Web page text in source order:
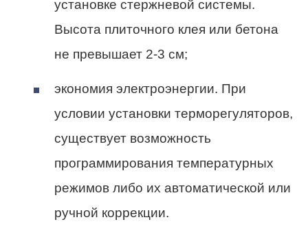
установке стержневой системы.
Высота плиточного клея или бетона
не превышает 2-3 см;
экономия электроэнергии. При
условии установки терморегуляторов,
существует возможность
программирования температурных
режимов либо их автоматической или
ручной коррекции.